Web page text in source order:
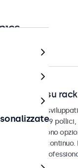
su rack
su rack
rack da 19
monitor offrono
per l'uso
rete e uso